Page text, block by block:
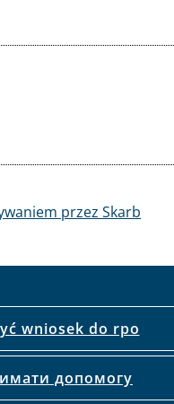
przez Skarb
wniosek do rpo
допомогу